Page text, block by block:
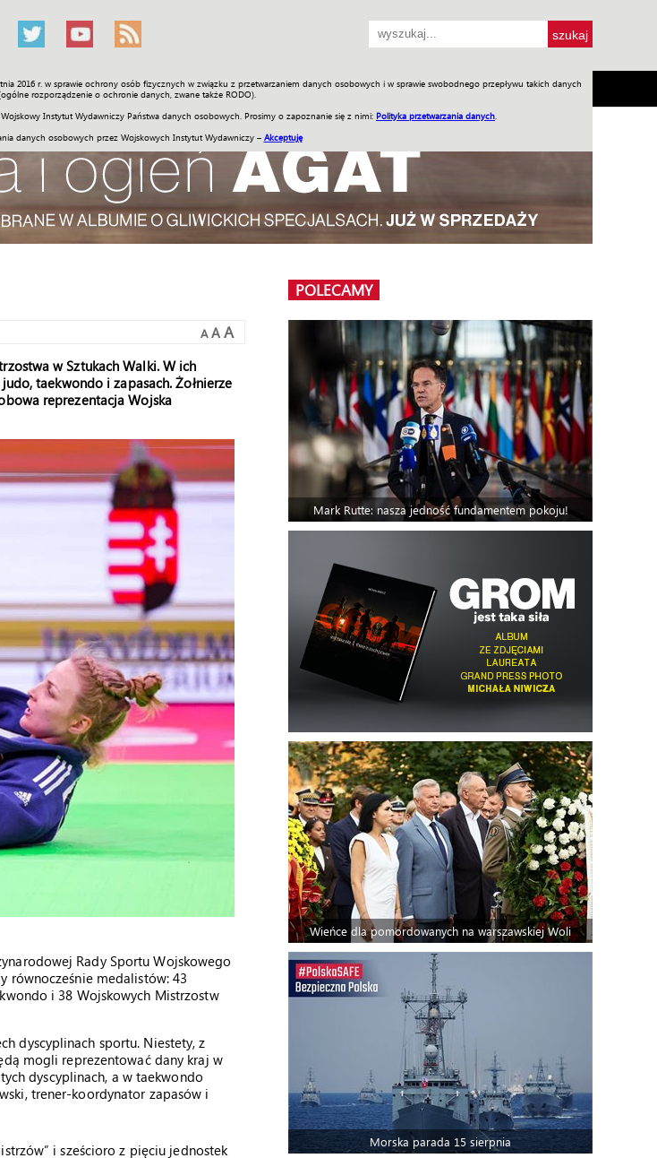
2016 r. w sprawie ochrony osób fizycznych w związku z przetwarzaniem danych osobowych i w sprawie swobodnego przepływu takich danych
rozporządzenie o ochronie danych, zwane także RODO).
Instytut Wydawniczy Państwa danych osobowych. Prosimy o zapoznanie się z nimi: Polityka przetwarzania danych
danych osobowych przez Wojskowych Instytut Wydawniczy – Akceptuję
Historia Galerie Wideo ENGLISH SKLEP Jednodniówki Praca w WIW
A A A
w Sztukach Walki. W ich
taekwondo i zapasach. Żołnierze
reprezentacja Wojska
Rady Sportu Wojskowego
równocześnie medalistów: 43
i 38 Wojskowych Mistrzostw
dyscyplinach sportu. Niestety, z
mogli reprezentować dany kraj w
dyscyplinach, a w taekwondo
trener-koordynator zapasów i
i sześcioro z pięciu jednostek
POLECAMY
Mark Rutte: nasza jedność fundamentem pokoju!
Wieńce dla pomordowanych na warszawskiej Woli
Morska parada 15 sierpnia